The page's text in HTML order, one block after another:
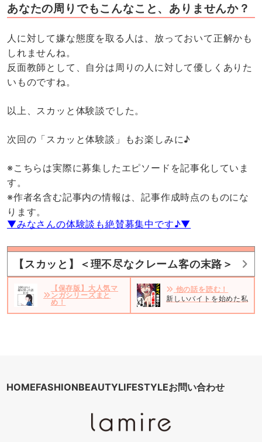
あなたの周りでもこんなこと、ありませんか？
人に対して嫌な態度を取る人は、放っておいて正解かも
しれませんね。
反面教師として、自分は周りの人に対して優しくありた
いものですね。
以上、スカッと体験談でした。
次回の「スカッと体験談」もお楽しみに♪
※こちらは実際に募集したエピソードを記事化していま
す。
※作者名含む記事内の情報は、記事作成時点のものにな
ります。
▼みなさんの体験談も絶賛募集中です♪▼
【スカッと】＜理不尽なクレーム客の末路＞
【保存版】大人気マ
ンガシリーズまと
め！
他の話を読む！
新しいバイトを始めた私。
HOMEFASHIONBEAUTYLIFESTYLEお問い合わせ